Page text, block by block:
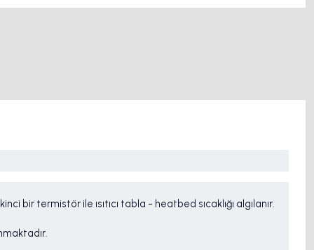
bir termistör ile ısıtıcı tabla - heatbed sıcaklığı algılanır.